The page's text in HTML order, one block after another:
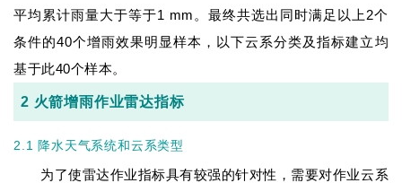
平均累计雨量大于等于1 mm。最终共选出同时满足以上2个
条件的40个增雨效果明显样本，以下云系分类及指标建立均
基于此40个样本。
2 火箭增雨作业雷达指标
2.1 降水天气系统和云系类型
为了使雷达作业指标具有较强的针对性，需要对作业云系